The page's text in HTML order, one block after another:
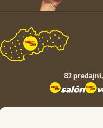
82 predajní,